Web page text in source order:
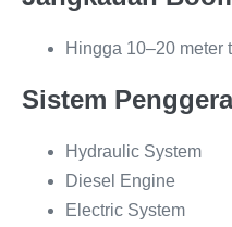
Hingga 10–20 meter
Sistem
Hydraulic System
Diesel Engine
Electric System